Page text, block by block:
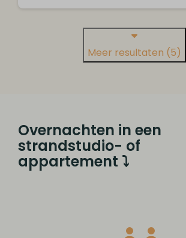
Meer resultaten (5)
Overnachten in een
strandstudio- of
appartement ⤵